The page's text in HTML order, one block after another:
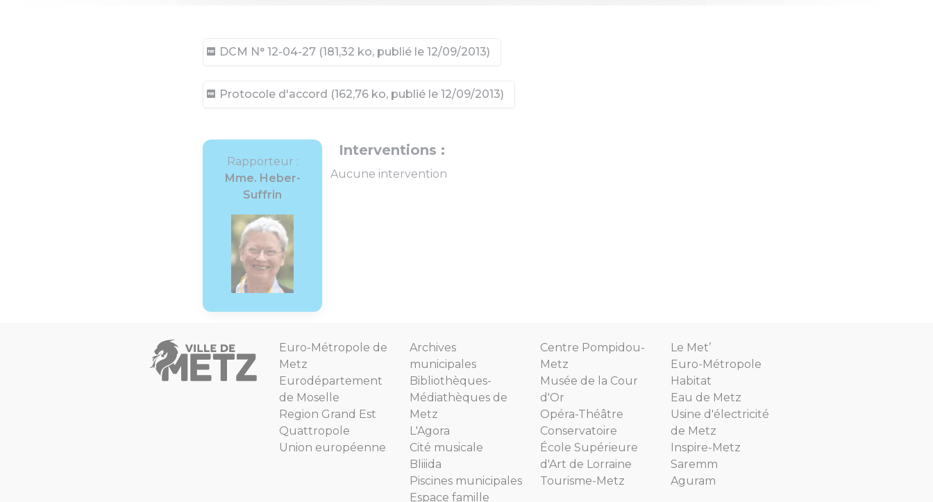
DCM N° 12-04-27 (181,32 ko, publié le 12/09/2013)
Protocole d'accord (162,76 ko, publié le 12/09/2013)
Rapporteur :
Mme. Heber-
Suffrin
Interventions :
Aucune intervention
Euro-Métropole de
Metz
Eurodépartement
de Moselle
Region Grand Est
Quattropole
Union européenne
Archives
municipales
Bibliothèques-
Médiathèques de
Metz
L'Agora
Cité musicale
Bliiida
Piscines municipales
Espace famille
Centre Pompidou-
Metz
Musée de la Cour
d'Or
Opéra-Théâtre
Conservatoire
École Supérieure
d'Art de Lorraine
Tourisme-Metz
Le Met’
Euro-Métropole
Habitat
Eau de Metz
Usine d'électricité
de Metz
Inspire-Metz
Saremm
Aguram